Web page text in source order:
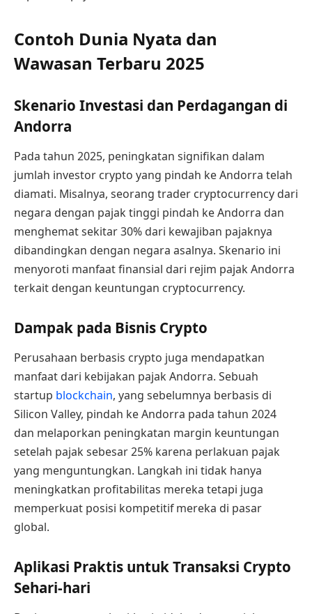
Contoh Dunia Nyata dan
Wawasan Terbaru 2025
Skenario Investasi dan Perdagangan di
Andorra
Pada tahun 2025, peningkatan signifikan dalam
jumlah investor crypto yang pindah ke Andorra telah
diamati. Misalnya, seorang trader cryptocurrency dari
negara dengan pajak tinggi pindah ke Andorra dan
menghemat sekitar 30% dari kewajiban pajaknya
dibandingkan dengan negara asalnya. Skenario ini
menyoroti manfaat finansial dari rejim pajak Andorra
terkait dengan keuntungan cryptocurrency.
Dampak pada Bisnis Crypto
Perusahaan berbasis crypto juga mendapatkan
manfaat dari kebijakan pajak Andorra. Sebuah
startup blockchain, yang sebelumnya berbasis di
Silicon Valley, pindah ke Andorra pada tahun 2024
dan melaporkan peningkatan margin keuntungan
setelah pajak sebesar 25% karena perlakuan pajak
yang menguntungkan. Langkah ini tidak hanya
meningkatkan profitabilitas mereka tetapi juga
memperkuat posisi kompetitif mereka di pasar
global.
Aplikasi Praktis untuk Transaksi Crypto
Sehari-hari